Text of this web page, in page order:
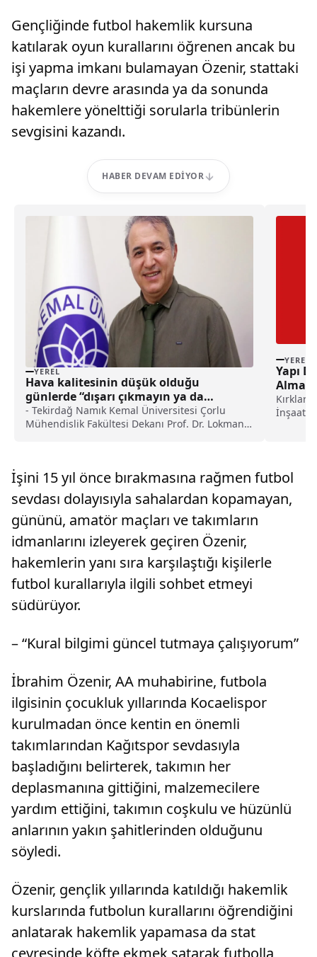
Gençliğinde futbol hakemlik kursuna
katılarak oyun kurallarını öğrenen ancak bu
işi yapma imkanı bulamayan Özenir, stattaki
maçların devre arasında ya da sonunda
hakemlere yönelttiği sorularla tribünlerin
sevgisini kazandı.
HABER DEVAM EDIYOR
YEREL
Hava kalitesinin düşük olduğu
günlerde “dışarı çıkmayın ya da
maskeyle çıkın” tavsiyesi haberi
- Tekirdağ Namık Kemal Üniversitesi Çorlu
Mühendislik Fakültesi Dekanı Prof. Dr. Lokman
2-2,5 litre su tüketirken, yaklaşık 20 bin litre
hava solumaktadır. Bu nedenle solunan
havanın kalitesi, bireylerin sağlığını doğrudan
belirleyen bir faktördür"
YEREL
Yapı
Alma
İnşaat
İşini 15 yıl önce bırakmasına rağmen futbol
sevdası dolayısıyla sahalardan kopamayan,
gününü, amatör maçları ve takımların
idmanlarını izleyerek geçiren Özenir,
hakemlerin yanı sıra karşılaştığı kişilerle
futbol kurallarıyla ilgili sohbet etmeyi
südürüyor.
– “Kural bilgimi güncel tutmaya çalışıyorum”
İbrahim Özenir, AA muhabirine, futbola
ilgisinin çocukluk yıllarında Kocaelispor
kurulmadan önce kentin en önemli
takımlarından Kağıtspor sevdasıyla
başladığını belirterek, takımın her
deplasmanına gittiğini, malzemecilere
yardım ettiğini, takımın coşkulu ve hüzünlü
anlarının yakın şahitlerinden olduğunu
söyledi.
Özenir, gençlik yıllarında katıldığı hakemlik
kurslarında futbolun kurallarını öğrendiğini
anlatarak hakemlik yapamasa da stat